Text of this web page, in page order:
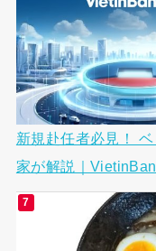
新規赴任者必見！
家が解説｜